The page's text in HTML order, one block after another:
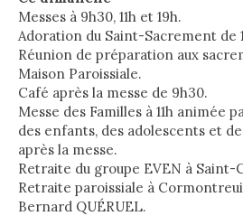
Messes à 9h30, 11h et 19h.
Adoration du Saint-Sacrement de
Réunion de préparation aux
Maison Paroissiale.
Café après la messe de 9h30.
Messe des Familles à 11h animée
des enfants, des adolescents et
après la messe.
Retraite du groupe EVEN à Saint-
Retraite paroissiale à
Bernard QUÉRUEL.